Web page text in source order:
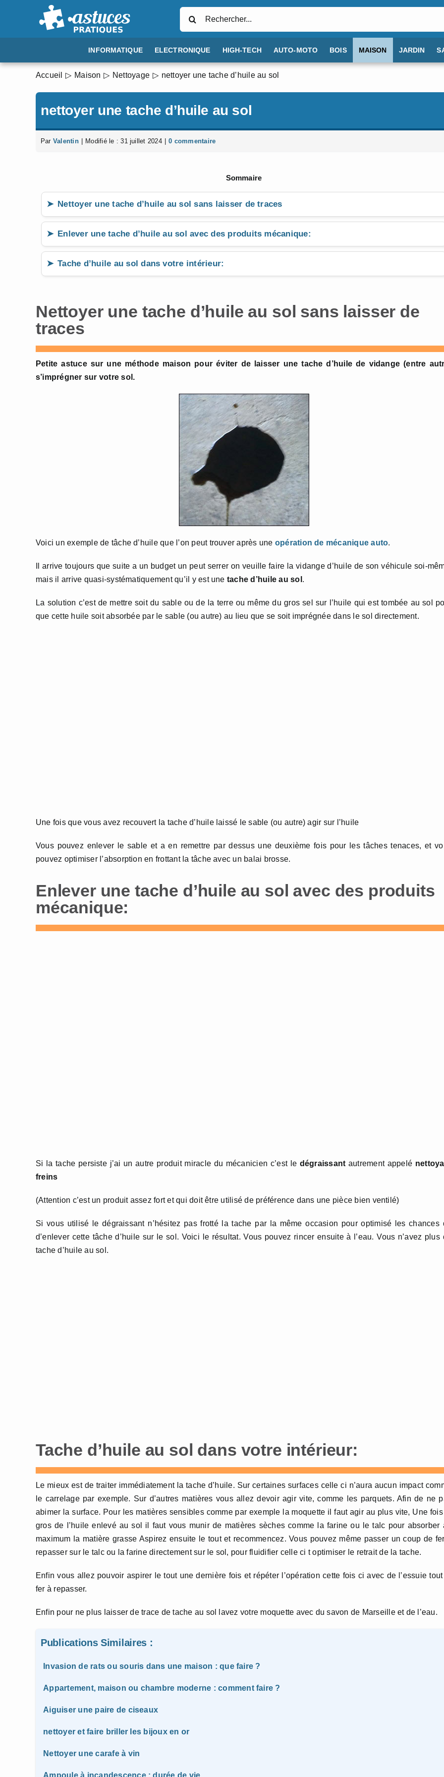
INFORMATIQUE ELECTRONIQUE HIGH-TECH AUTO-MOTO BOIS MAISON JARDIN
Accueil Maison Nettoyage nettoyer une tache d’huile au sol
nettoyer une tache d’huile au sol
Par Valentin Modifié le : 31 juillet 2024 0 commentaire
Sommaire
Nettoyer une tache d’huile au sol sans laisser de traces
Enlever une tache d’huile au sol avec des produits mécanique:
Tache d’huile au sol dans votre intérieur:
Nettoyer une tache d’huile au sol sans laisser de
traces
Petite astuce sur une méthode maison pour éviter de laisser une tache d’huile de vidange (entre
s’imprégner sur votre sol.
Voici un exemple de tâche d’huile que l’on peut trouver après une opération de mécanique auto.
Il arrive toujours que suite a un budget un peut serrer on veuille faire la vidange d’huile de son véhicule soi-
mais il arrive quasi-systématiquement qu’il y est une tache d’huile au sol .
La solution c’est de mettre soit du sable ou de la terre ou même du gros sel sur l’huile qui est tombée au sol
que cette huile soit absorbée par le sable (ou autre) au lieu que se soit imprégnée dans le sol directement.
Une fois que vous avez recouvert la tache d’huile laissé le sable (ou autre) agir sur l’huile
Vous pouvez enlever le sable et a en remettre par dessus une deuxième fois pour les tâches tenaces, et
pouvez optimiser l’absorption en frottant la tâche avec un balai brosse.
Enlever une tache d’huile au sol avec des produits
mécanique:
Si la tache persiste j’ai un autre produit miracle du mécanicien c’est le dégraissant autrement appelé
freins
(Attention c’est un produit assez fort et qui doit être utilisé de préférence dans une pièce bien ventilé)
Si vous utilisé le dégraissant n’hésitez pas frotté la tache par la même occasion pour optimisé les chances
d’enlever cette tâche d’huile sur le sol. Voici le résultat. Vous pouvez rincer ensuite à l’eau. Vous n’avez plus
tache d’huile au sol.
Tache d’huile au sol dans votre intérieur:
Le mieux est de traiter immédiatement la tache d’huile. Sur certaines surfaces celle ci n’aura aucun impact
le carrelage par exemple. Sur d’autres matières vous allez devoir agir vite, comme les parquets. Afin de ne
abimer la surface. Pour les matières sensibles comme par exemple la moquette il faut agir au plus vite, Une
gros de l’huile enlevé au sol il faut vous munir de matières sèches comme la farine ou le talc pour absorber
maximum la matière grasse Aspirez ensuite le tout et recommencez. Vous pouvez même passer un coup de
repasser sur le talc ou la farine directement sur le sol, pour fluidifier celle ci t optimiser le retrait de la tache.
Enfin vous allez pouvoir aspirer le tout une dernière fois et répéter l’opération cette fois ci avec de l’essuie
fer à repasser.
Enfin pour ne plus laisser de trace de tache au sol lavez votre moquette avec du savon de Marseille et de l’eau.
Publications Similaires :
Invasion de rats ou souris dans une maison : que faire ?
Appartement, maison ou chambre moderne : comment faire ?
Aiguiser une paire de ciseaux
nettoyer et faire briller les bijoux en or
Nettoyer une carafe à vin
Ampoule à incandescence : durée de vie